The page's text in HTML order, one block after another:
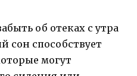
об отеках с утра
сон способствует
могут